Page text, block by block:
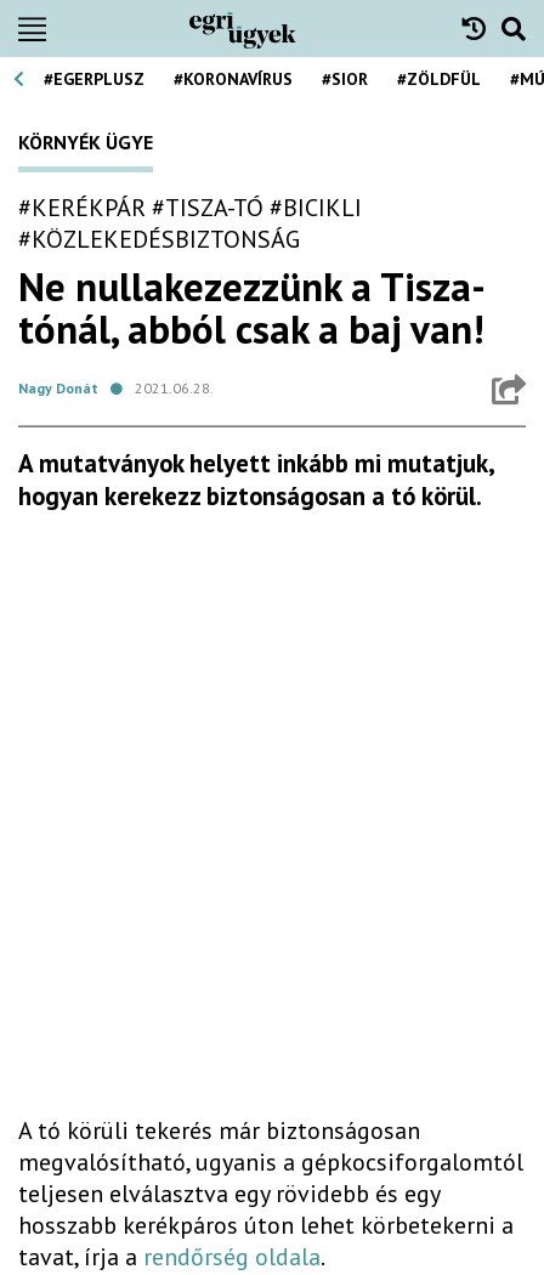
#EGERPLUSZ #KORONAVÍRUS #SIOR #ZÖLDFÜL
KÖRNYÉK ÜGYE
#KERÉKPÁR #TISZA-TÓ #BICIKLI
#KÖZLEKEDÉSBIZTONSÁG
Ne nullakezezzünk a Tisza-
tónál, abból csak a baj van!
Nagy Donát 2021.06.28.
A mutatványok helyett inkább mi mutatjuk,
hogyan kerekezz biztonságosan a tó körül.
A tó körüli tekerés már biztonságosan
megvalósítható, ugyanis a gépkocsiforgalomtól
teljesen elválasztva egy rövidebb és egy
hosszabb kerékpáros úton lehet körbetekerni a
tavat, írja a rendőrség oldala.